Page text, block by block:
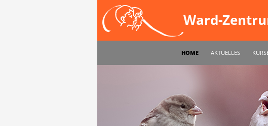
Ward-
Suchen
HOME
AKTUELLES